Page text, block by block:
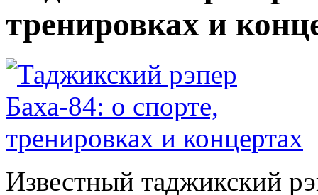
тренировках и
Известный таджикский